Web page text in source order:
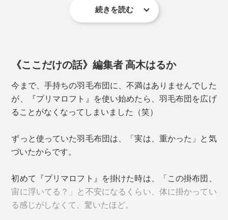
その発想から、寝具メーカーのディーブレスが、掛布団
フンワリ軽いのに暖かくて、まるで、一晩中“春の陽
気”に包まれているような、身軽な寝心地……重い綿布
団や毛布、洗えない羽毛布団が扱いにくくなってきた人
に、おすすめします。
ュームの羽毛布団代わりになります。
写真は、プリマロフト1200本掛け
で、保温力が高まって、ますます暖かく。
続きを読む
《ここだけの話》編集者 高木はるか
今まで、手持ちの羽毛布団に、不満はありませんでした
が、『プリマロフト』を使い始めたら、羽毛布団を広げ
ることがなくなってしまいました（笑）
ずっと使っていた羽毛布団は、「実は、重かった」と気
づいたからです。
初めて『プリマロフト』を掛けた時は、「この掛布団、
宙に浮いてる？」と不安になるくらい、体に掛かってい
る感じがしなくて、驚いたほど。